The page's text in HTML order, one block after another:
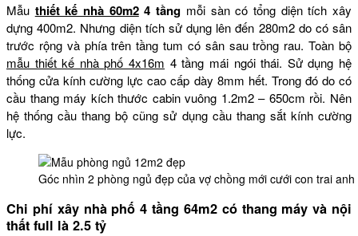
Mẫu thiết kế nhà 60m24 tầng mỗi sàn có tổng diện tích xây
dựng 400m2. Nhưng diện tích sử dụng lên đến 280m2 do có sân
trước rộng và phía trên tầng tum có sân sau trồng rau. Toàn bộ
mẫu thiết kế nhà phố 4x16m 4 tầng mái ngói thái. Sử dụng hệ
thống cửa kính cường lực cao cấp dày 8mm hết. Trong đó do có
cầu thang máy kích thước cabin vuông 1.2m2 – 650cm rồi. Nên
hệ thống cầu thang bộ cũng sử dụng cầu thang sắt kính cường
lực.
Góc nhìn 2 phòng ngủ đẹp của vợ chồng mới cưới con trai
Chi phí xây nhà phố 4 tầng 64m2 có thang máy và nội
thất full là 2.5 tỷ